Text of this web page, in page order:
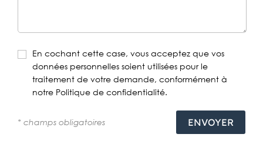
En cochant cette case, vous acceptez que vos
données personnelles soient utilisées pour le
traitement de votre demande, conformément à
notre Politique de confidentialité.
* champs obligatoires